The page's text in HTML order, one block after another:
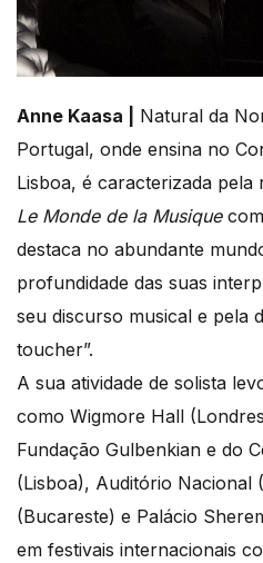
Anne Kaasa |
Natural da
Portugal, onde ensina no
Lisboa, é caracterizada
Le Monde de la Musique
destaca no abundante
profundidade das suas
seu discurso musical e pela
toucher”.
A sua atividade de solista
como Wigmore Hall
Fundação Gulbenkian e do
(Lisboa), Auditório Nacional
(Bucareste) e Palácio
em festivais internacionais